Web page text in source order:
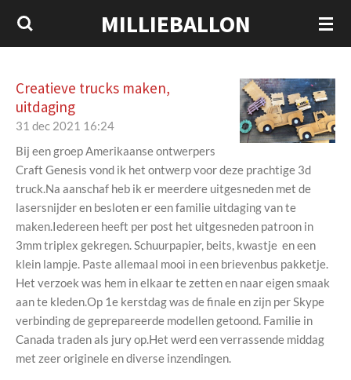
Ga
direct
hoofdinhoud
MILLIEBALLON
Creatieve trucks maken,
uitdaging
31 dec 2021 16:24
Bij een groep Amerikaanse ontwerpers
Craft Genesis vond ik het ontwerp voor deze prachtige 3d
truck.Na aanschaf heb ik er meerdere uitgesneden met de
lasersnijder en besloten er een familie uitdaging van te
maken.Iedereen heeft per post het uitgesneden patroon in
3mm triplex gekregen. Schuurpapier, beits, kwastje en een
klein lampje. Paste allemaal mooi in een brievenbus pakketje.
Het verzoek was hem in elkaar te zetten en naar eigen smaak
aan te kleden.Op 1e kerstdag was de finale en zijn per Skype
verbinding de geprepareerde modellen getoond. Familie in
Canada traden als jury op.Het werd een verrassende middag
met zeer originele en diverse inzendingen.